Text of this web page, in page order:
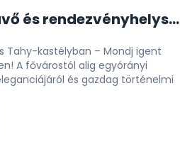
Tahy-kastély esküvő és rendezvényhelyszín
Tahy-kastélyban – Mondj igent
A fővárostól alig egyórányi
és gazdag történelmi